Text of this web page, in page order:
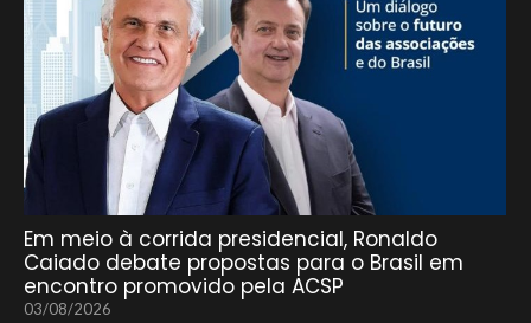
Em meio à corrida presidencial, Ronaldo
Caiado debate propostas para o Brasil em
encontro promovido pela ACSP
03/08/2026